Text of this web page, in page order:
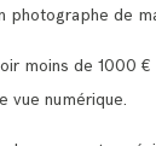
photographe de
moins de 1000
vue numérique.